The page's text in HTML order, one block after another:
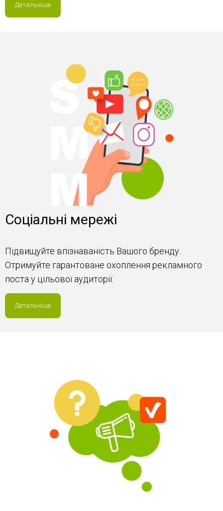
Детальніше
Соціальні мережі
Підвищуйте впізнаваність Вашого бренду.
Отримуйте гарантоване охоплення рекламного
поста у цільової аудиторії.
Детальніше